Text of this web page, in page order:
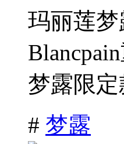
玛丽莲
梦露限
# 梦露